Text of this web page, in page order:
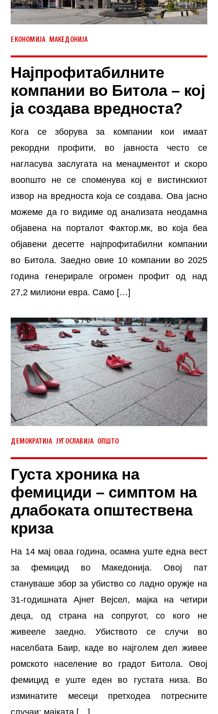
ЕКОНОМИЈА МАКЕДОНИЈА
Најпрофитабилните
компании во Битола – кој
ја создава вредноста?
Кога се зборува за компании кои имаат
рекордни профити, во јавноста често се
нагласува заслугата на менаџментот и скоро
воопшто не се споменува кој е вистинскиот
извор на вредноста која се создава. Ова јасно
можеме да го видиме од анализата неодамна
објавена на порталот Фактор.мк, во која беа
објавени десетте најпрофитабилни компании
во Битола. Заедно овие 10 компании во 2025
година генерирале огромен профит од над
27,2 милиони евра. Само […]
ДЕМОКРАТИЈА ,ЈУГОСЛАВИЈА ОПШТО
Густа хроника на
фемициди – симптом на
длабоката општествена
криза
На 14 мај оваа година, осамна уште една вест
за фемицид во Македонија. Овој пат
стануваше збор за убиство со ладно оружје на
31-годишната Ајнет Вејсел, мајка на четири
деца, од страна на сопругот, со кого не
живееле заедно. Убиството се случи во
населбата Баир, каде во најголем дел живее
ромското население во градот Битола. Овој
фемицид е уште еден во густата низа. Во
изминатите месеци претходеа потресните
случаи: мајката […]